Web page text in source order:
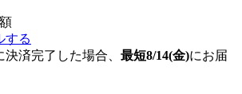
する
済完了した場合、 最短8/14(金)にお届